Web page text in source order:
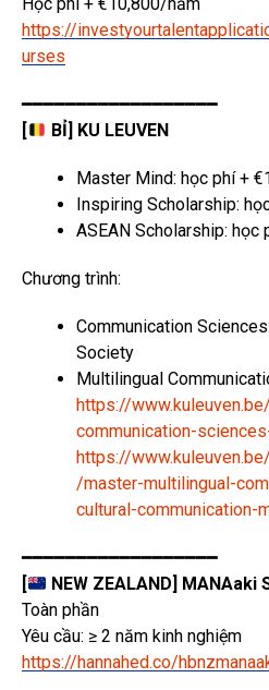
https://
urses
━━━━━━━━━━━━━━━━━━
[
BỈ] KU LEUVEN
Master Mind: học phí +
Inspiring Scholarship:
ASEAN Scholarship: học
Chương trình:
Communication
Society
Multilingual
https://
communication-
https://
/master-multilingual-
cultural-communication-
━━━━━━━━━━━━━━━━━━
[
NEW ZEALAND] MANAaki
Toàn phần
Yêu cầu: ≥ 2 năm kinh nghiệm
https://hannahed.co/